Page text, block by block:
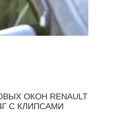
ОКОН RENAULT
С КЛИПСАМИ